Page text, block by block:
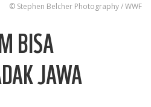
© Stephen ​Belcher Photography / WWF
BISA
JAWA